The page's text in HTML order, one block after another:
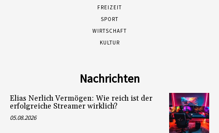
FREIZEIT
SPORT
WIRTSCHAFT
KULTUR
Nachrichten
Elias Nerlich Vermögen: Wie reich ist der
erfolgreiche Streamer wirklich?
05.08.2026